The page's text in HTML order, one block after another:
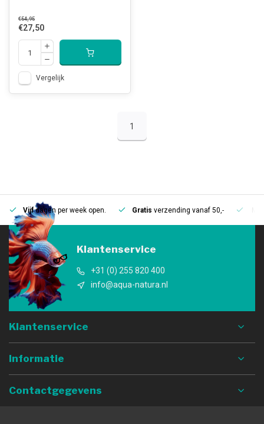
€54,95
€27,50
Vergelijk
1
Vijfdagen per week open. Gratis verzending vanaf 50,-
Klantenservice
+31 (0) 255 820 400
info@aqua-natura.nl
Klantenservice
Informatie
Contactgegevens